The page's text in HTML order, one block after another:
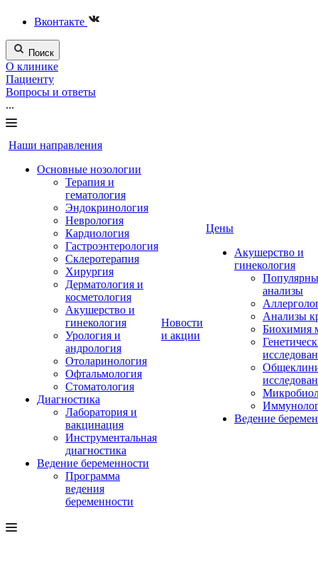
Вконтакте
Поиск
О клинике
Пациенту
Вопросы и ответы
...
Наши направления
Основные нозологии
Терапия и
гематология
Эндокринология
Неврология
Кардиология
Гастроэнтерология
Склеротерапия
Хирургия
Дерматология и
косметология
Акушерство и
гинекология
Урология и
андрология
Отоларинология
Офтальмология
Стоматология
Диагностика
Лаборатория и
вакцинация
Инструментальная
диагностика
Ведение беременности
Программа
ведения
беременности
Новости
и акции
Цены
Акушерство и
гинекология
анализы
Анализы
Биохимия
Ведение